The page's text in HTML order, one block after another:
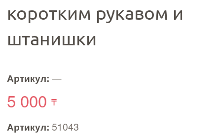
коротким рукавом и
штанишки
Артикул: —
5 000
Артикул: 51043